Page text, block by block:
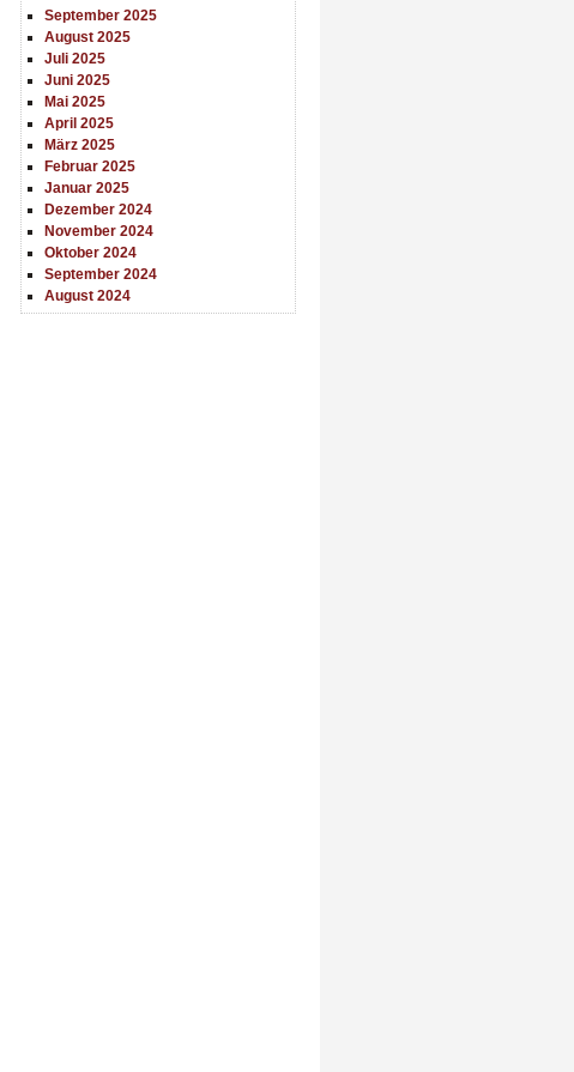
September 2025
August 2025
Juli 2025
Juni 2025
Mai 2025
April 2025
März 2025
Februar 2025
Januar 2025
Dezember 2024
November 2024
Oktober 2024
September 2024
August 2024